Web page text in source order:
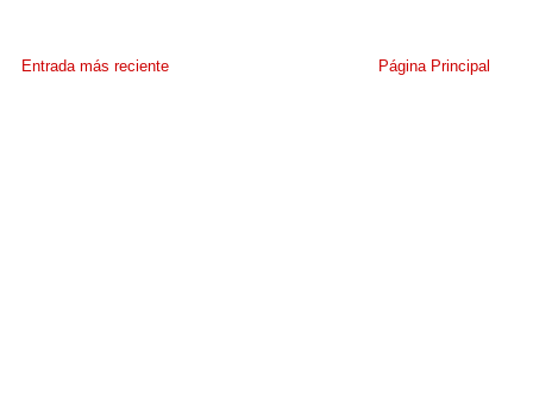
Entrada más reciente Página Principal